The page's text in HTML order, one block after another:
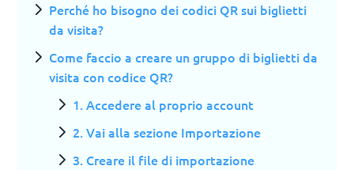
Perché ho bisogno dei codici QR sui biglietti
da visita?
Come faccio a creare un gruppo di biglietti da
visita con codice QR?
1. Accedere al proprio account
2. Vai alla sezione Importazione
3. Creare il file di importazione